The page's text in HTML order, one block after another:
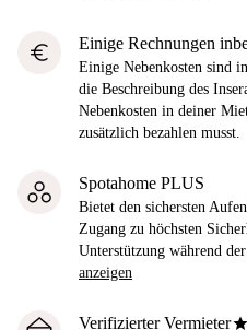
euro Einige Rechnungen
Einige Nebenkosten sind
die Beschreibung des
Nebenkosten in deiner
zusätzlich bezahlen musst.
Spotahome PLUS
Bietet den sichersten
Zugang zu höchsten
Unterstützung während
anzeigen
Verifizierter Vermieterstar